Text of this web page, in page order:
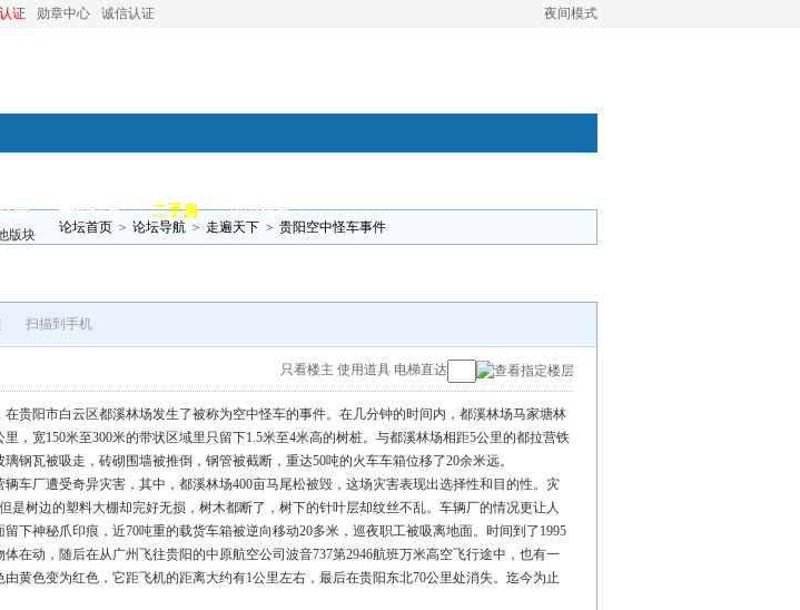
夜间模式
证 勋章中心 诚信认证
娘 分类信息 二手房 昆山视窗
论坛首页 > 论坛导航 > 走遍天下 > 贵阳空中怪车事件
扫描到手机
只看楼主 使用道具 电梯直达
在贵阳市白云区都溪林场发生了被称为空中怪车的事件。在几分钟的时间内，都溪林场马家塘林
，宽150米至300米的带状区域里只留下1.5米至4米高的树桩。与都溪林场相距5公里的都拉营铁
钢瓦被吸走，砖砌围墙被推倒，钢管被截断，重达50吨的火车车箱位移了20余米远。
车厂遭受奇异灾害，其中，都溪林场400亩马尾松被毁，这场灾害表现出选择性和目的性。灾
是树边的塑料大棚却完好无损，树木都断了，树下的针叶层却纹丝不乱。车辆厂的情况更让人
下神秘爪印痕，近70吨重的载货车箱被逆向移动20多米，巡夜职工被吸离地面。时间到了1995
在动，随后在从广州飞往贵阳的中原航空公司波音737第2946航班万米高空飞行途中，也有一
黄色变为红色，它距飞机的距离大约有1公里左右，最后在贵阳东北70公里处消失。迄今为止